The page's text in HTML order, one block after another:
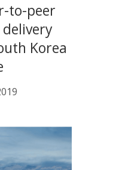
to-peer
Korea